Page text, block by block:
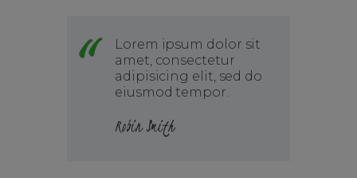
Lorem ipsum dolor sit
amet, consectetur
adipisicing elit, sed do
eiusmod tempor.
Robin Smith